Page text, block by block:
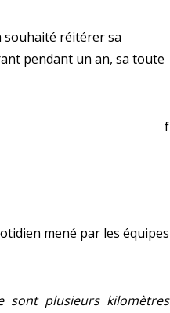
souhaité réitérer sa
pendant un an, sa toute
f
mené par les équipes
sont plusieurs kilomètres